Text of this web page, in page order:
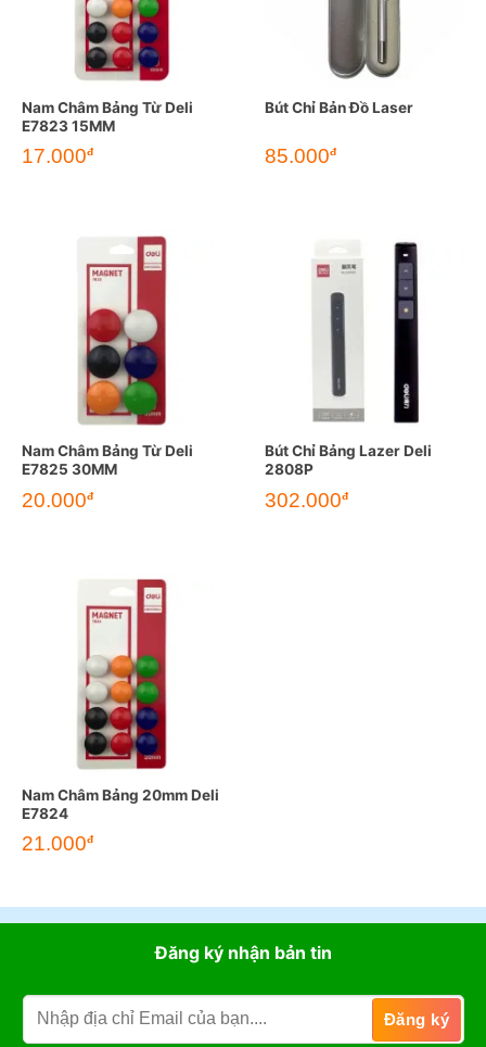
Nam Châm Bảng Từ Deli
E7823 15MM
17.000đ
Bút Chỉ Bản Đồ Laser
85.000đ
Nam Châm Bảng Từ Deli
E7825 30MM
20.000đ
Bút Chỉ Bảng Lazer Deli
2808P
302.000đ
Nam Châm Bảng 20mm Deli
E7824
21.000đ
Đăng ký nhận bản tin